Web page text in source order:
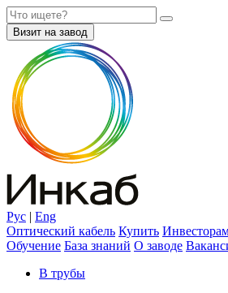
Визит на завод
Рус | Eng
Оптический кабель Купить
Обучение База знаний О заводе
В трубы